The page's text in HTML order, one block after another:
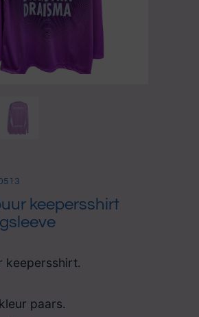
keepersshirt
keepersshirt.
paars.